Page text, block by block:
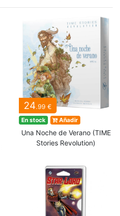
24.99 €
En stock Añadir
Una Noche de Verano (TIME
Stories Revolution)